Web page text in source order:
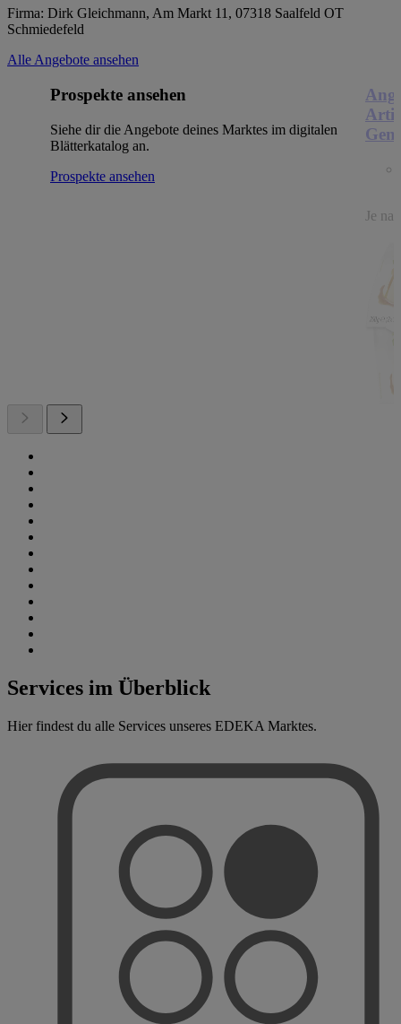
Firma: Dirk Gleichmann, Am Markt 11, 07318 Saalfeld OT
Schmiedefeld
Alle Angebote ansehen
Prospekte ansehen
Siehe dir die Angebote deines Marktes im digitalen
Blätterkatalog an.
Prospekte ansehen
Je
Services im Überblick
Hier findest du alle Services unseres EDEKA Marktes.